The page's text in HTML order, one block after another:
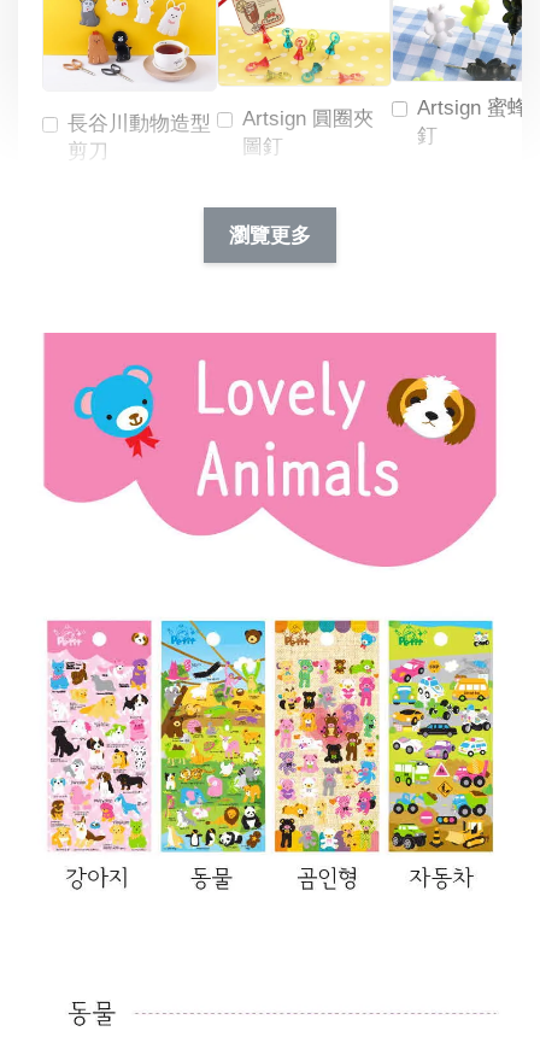
長谷川動物造型
剪刀
Artsign 圓圈夾
圖釘
NT$ 19.00
NT$ 66.00
Artsign 蜜蜂
釘
加入購物車
瀏覽更多